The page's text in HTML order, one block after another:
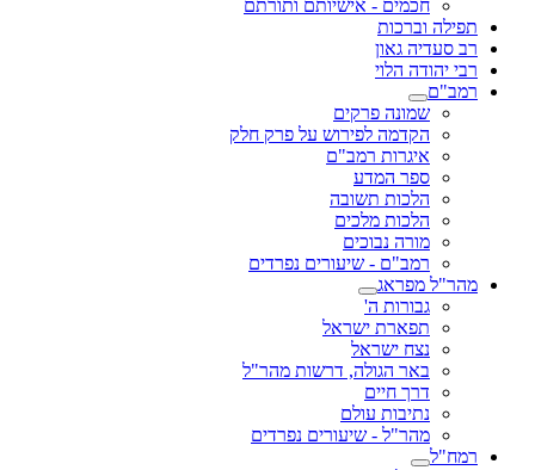
חכמים - אישיותם ותורתם
תפילה וברכות
רב סעדיה גאון
רבי יהודה הלוי
רמב"ם
שמונה פרקים
הקדמה לפירוש על פרק חלק
איגרות רמב"ם
ספר המדע
הלכות תשובה
הלכות מלכים
מורה נבוכים
רמב"ם - שיעורים נפרדים
מהר"ל מפראג
גבורות ה'
תפארת ישראל
נצח ישראל
באר הגולה, דרשות מהר"ל
דרך חיים
נתיבות עולם
מהר"ל - שיעורים נפרדים
רמח"ל